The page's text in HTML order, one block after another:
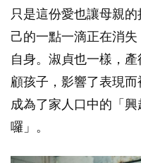
只是這份愛也讓母親
己的一點一滴正在消
自身。淑貞也一樣，
顧孩子，影響了表現而
成為了家人口中的「
囉」。